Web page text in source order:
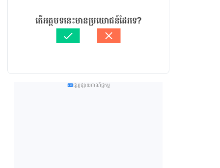
តើអត្ថបទនេះមានប្រយោជន៍ដែរទេ?
ផ្សព្វផ្សាយពាណិជ្ជកម្ម